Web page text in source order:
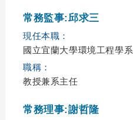
常務監事:邱求三
現任本職：
國立宜蘭大學環境工程學系
職稱：
教授兼系主任
常務理事:謝哲隆